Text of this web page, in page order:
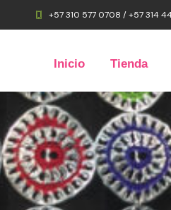
+57 310 577 0708 / +57 314
Inicio Tienda